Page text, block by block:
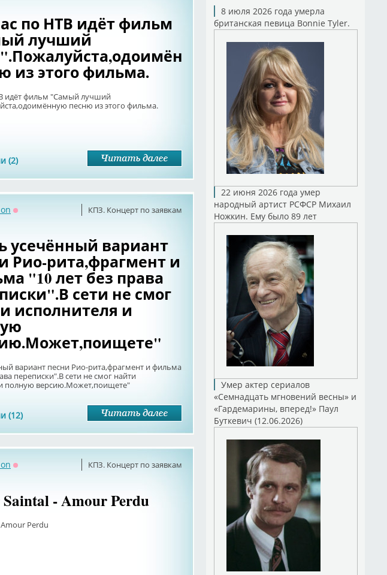
по НТВ идёт фильм
лучший
из этого фильма.
идёт фильм "Самый лучший
песню из этого фильма.
(2)
КПЗ. Концерт по заявкам
усечённый вариант
Рио-рита,фрагмент и
"10 лет без права
сети не смог
исполнителя и
вариант песни Рио-рита,фрагмент и фильма
переписки".В сети не смог найти
полную версию.Может,поищете"
(12)
КПЗ. Концерт по заявкам
- Amour Perdu
Perdu
8 июля 2026 года умерла
британская певица Bonnie Tyler.
22 июня 2026 года умер
народный артист РСФСР Михаил
Ножкин. Ему было 89 лет
Умер актер сериалов
«Семнадцать мгновений весны» и
«Гардемарины, вперед!» Паул
Буткевич (12.06.2026)